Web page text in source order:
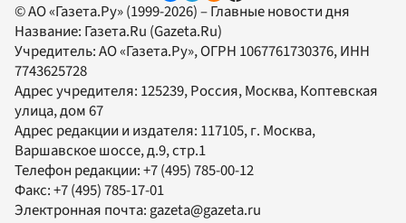
© АО «Газета.Ру» (1999-2026) – Главные новости дня
Название: Газета.Ru (Gazeta.Ru)
Учредитель:АО «Газета.Ру», ОГРН 1067761730376, ИНН
7743625728
Адрес учредителя: 125239, Россия, Москва, Коптевская
улица, дом 67
Адрес редакции и издателя: 117105, г. Москва,
Варшавское шоссе, д.9, стр.1
Телефон редакции:+7 (495) 785-00-12
Факс:+7 (495) 785-17-01
Электронная почта:gazeta@gazeta.ru